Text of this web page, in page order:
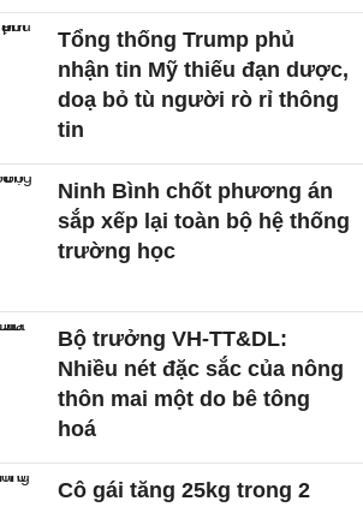
Tổng thống Trump phủ
nhận tin Mỹ thiếu đạn dược,
doạ bỏ tù người rò rỉ thông
tin
Ninh Bình chốt phương án
sắp xếp lại toàn bộ hệ thống
trường học
Bộ trưởng VH-TT&DL:
Nhiều nét đặc sắc của nông
thôn mai một do bê tông
hoá
Cô gái tăng 25kg trong 2